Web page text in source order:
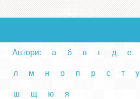
Автори: а б в г д е
л м н о п р с т у
ш щ ю я